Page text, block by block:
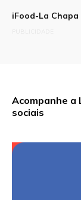
iFood-La
Acompanhe a
sociais